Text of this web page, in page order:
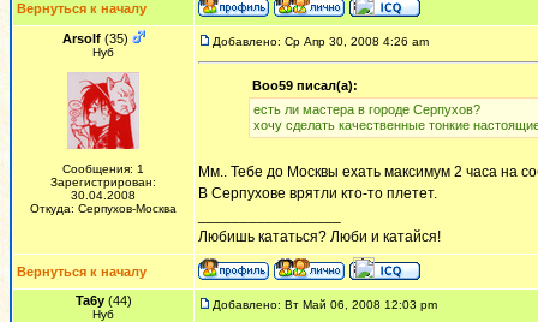
Вернуться к началу
Arsolf(35)
Нуб
Сообщения: 1
Зарегистрирован:
30.04.2008
Откуда: Серпухов-Москва
Добавлено: Ср Апр 30, 2008 4:26 am
Boo59 писал(а):
есть ли мастера в городе Серпухов?
хочу сделать качественные тонкие
Мм.. Тебе до Москвы ехать максимум 2 часа на
В Серпухове врятли кто-то плетет.
Любишь кататься? Люби и катайся!
Вернуться к началу
Ta6y(44)
Нуб
Добавлено: Вт Май 06, 2008 12:03 pm